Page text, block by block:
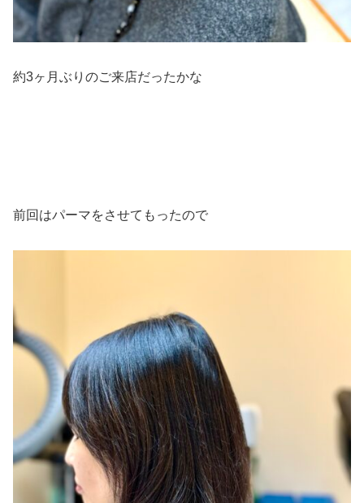
約3ヶ月ぶりのご来店だったかな
前回はパーマをさせてもったので